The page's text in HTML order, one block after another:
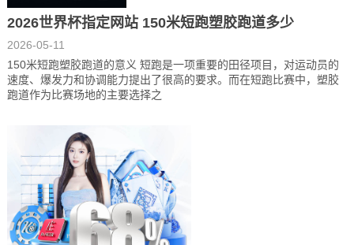
2026世界杯指定网站 150米短跑塑胶跑道多少
2026-05-11
150米短跑塑胶跑道的意义 短跑是一项重要的田径项目，对运动员的
速度、爆发力和协调能力提出了很高的要求。而在短跑比赛中，塑胶
跑道作为比赛场地的主要选择之